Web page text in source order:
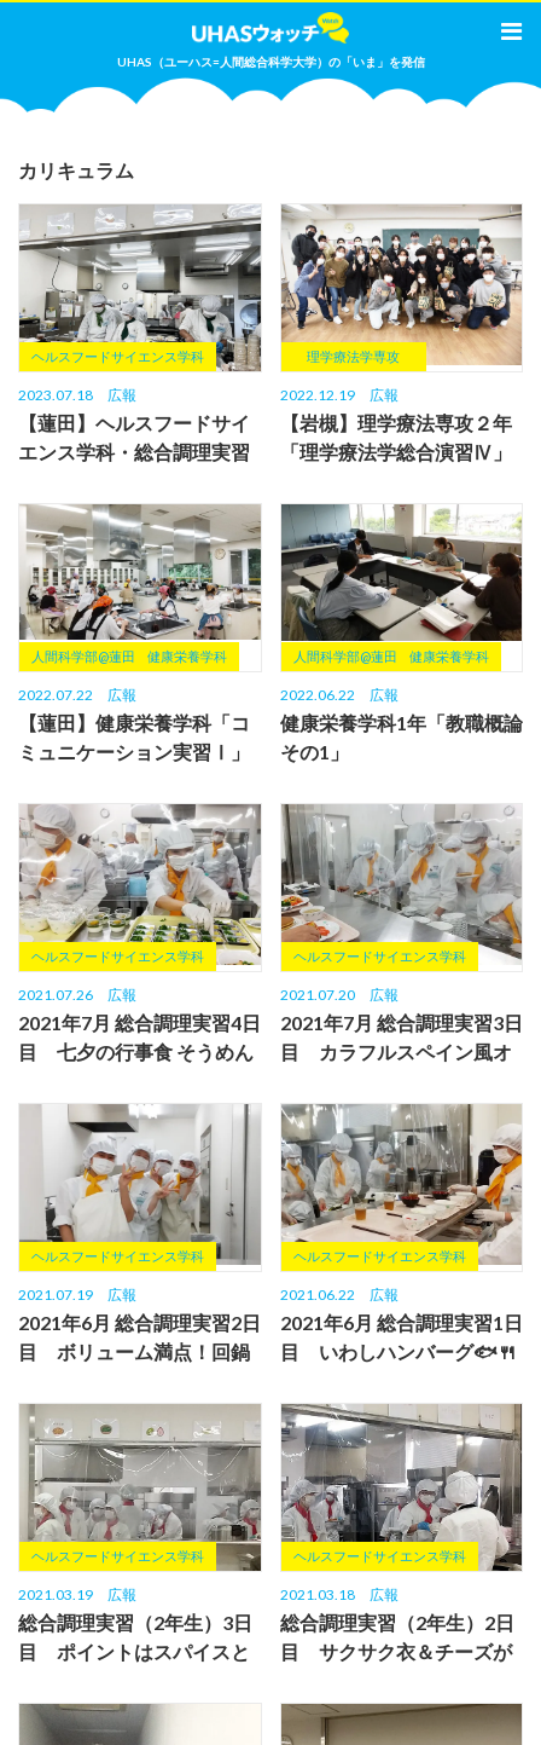
UHAS（ユーハス=人間総合科学大学）の「いま」を発信
カリキュラム
ヘルスフードサイエンス学科
2023.07.18 広報
【蓮田】ヘルスフードサイ
エンス学科・総合調理実習
理学療法学専攻
2022.12.19 広報
【岩槻】理学療法専攻２年
「理学療法学総合演習Ⅳ」
人間科学部@蓮田 健康栄養学科
2022.07.22 広報
【蓮田】健康栄養学科「コ
ミュニケーション実習Ⅰ」
人間科学部@蓮田 健康栄養学科
2022.06.22 広報
健康栄養学科1年「教職概論
その1」
ヘルスフードサイエンス学科
2021.07.26 広報
2021年7月 総合調理実習4日
目 七夕の行事食 そうめん
ヘルスフードサイエンス学科
2021.07.20 広報
2021年7月 総合調理実習3日
目 カラフルスペイン風オ
ヘルスフードサイエンス学科
2021.07.19 広報
2021年6月 総合調理実習2日
目 ボリューム満点！回鍋
ヘルスフードサイエンス学科
2021.06.22 広報
2021年6月 総合調理実習1日
目 いわしハンバーグ🐟🍴
ヘルスフードサイエンス学科
2021.03.19 広報
総合調理実習（2年生）3日
目 ポイントはスパイスと
ンチ
ヘルスフードサイエンス学科
2021.03.18 広報
総合調理実習（2年生）2日
目 サクサク衣＆チーズが
巻き揚...